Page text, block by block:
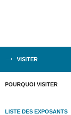
VISITER
POURQUOI VISITER
LISTE DES EXPOSANTS